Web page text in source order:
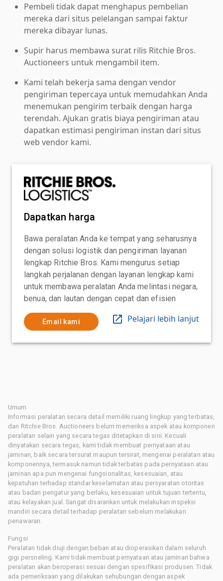
Pembeli tidak dapat menghapus pembelian
mereka dari situs pelelangan sampai faktur
mereka dibayar lunas.
Supir harus membawa surat rilis Ritchie Bros.
Auctioneers untuk mengambil item.
Kami telah bekerja sama dengan vendor
pengiriman tepercaya untuk memudahkan Anda
menemukan pengirim terbaik dengan harga
terendah. Ajukan gratis biaya pengiriman atau
dapatkan estimasi pengiriman instan dari situs
web vendor kami.
Dapatkan harga
Bawa peralatan Anda ke tempat yang seharusnya
dengan solusi logistik dan pengiriman layanan
lengkap Ritchie Bros. Kami mengurus setiap
langkah perjalanan dengan layanan lengkap kami
untuk membawa peralatan Anda melintasi negara,
benua, dan lautan dengan cepat dan efisien
Email kami Pelajari lebih lanjut
Umum
Informasi peralatan secara detail memiliki ruang lingkup yang terbatas,
dan Ritchie Bros. Auctioneers belum memeriksa aspek atau komponen
peralatan selain yang secara tegas ditetapkan di sini. Kecuali
dinyatakan secara tegas, kami tidak membuat pernyataan atau
jaminan, baik secara tersurat maupun tersirat, mengenai peralatan atau
komponennya, termasuk namun tidak terbatas pada pernyataan atau
jaminan apa pun mengenai fungsionalitas, kesesuaian, atau
kepatuhan terhadap standar keselamatan atau persyaratan otoritas
atau badan pengatur yang berlaku, kesesuaian untuk tujuan tertentu,
atau kelayakan jual. Sangat disarankan untuk melakukan inspeksi
mandiri secara detail terhadap peralatan sebelum melakukan
penawaran.
Fungsi
Peralatan tidak diuji dengan beban atau dioperasikan dalam seluruh
gigi persneling. Kami tidak membuat pernyataan atau jaminan bahwa
peralatan akan beroperasi sesuai dengan spesifikasi produsen. Tidak
ada pemeriksaan yang dilakukan sehubungan dengan aspek